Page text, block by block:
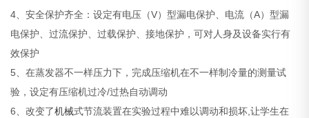
4、安全保护齐全：设定有电压（V）型漏电保护、电流（A）型漏
电保护、过流保护、过载保护、接地保护，可对人身及设备实行有
效保护
5、在蒸发器不一样压力下，完成压缩机在不一样制冷量的测量试
验，设定有压缩机过冷/过热自动调动
6、改变了机械式节流装置在实验过程中难以调动和损坏,让学生在